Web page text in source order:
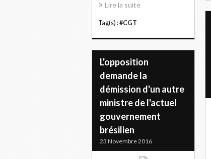
Lire la suite
Tag(s) :#CGT
L'opposition
demande la
démission d'un autre
ministre de l'actuel
gouvernement
brésilien
23 Novembre 2016